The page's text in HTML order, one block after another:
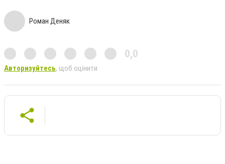
Роман Деняк
0,0
Авторизуйтесь, щоб оцінити